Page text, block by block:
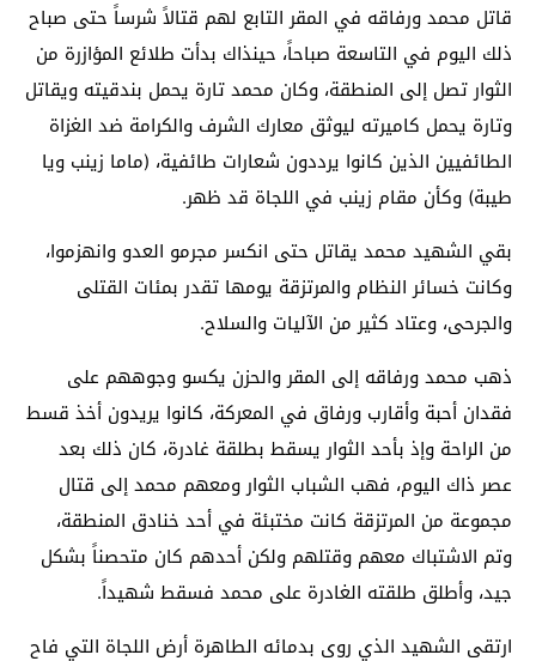
قاتل محمد ورفاقه في المقر التابع لهم قتالاً شرساً حتى صباح
ذلك اليوم في التاسعة صباحاً، حينذاك بدأت طلائع المؤازرة من
الثوار تصل إلى المنطقة، وكان محمد تارة يحمل بندقيته ويقاتل
وتارة يحمل كاميرته ليوثق معارك الشرف والكرامة ضد الغزاة
الطائفيين الذين كانوا يرددون شعارات طائفية، (ماما زينب ويا
طيبة) وكأن مقام زينب في اللجاة قد ظهر.
بقي الشهيد محمد يقاتل حتى انكسر مجرمو العدو وانهزموا،
وكانت خسائر النظام والمرتزقة يومها تقدر بمئات القتلى
والجرحى، وعتاد كثير من الآليات والسلاح.
ذهب محمد ورفاقه إلى المقر والحزن يكسو وجوههم على
فقدان أحبة وأقارب ورفاق في المعركة، كانوا يريدون أخذ قسط
من الراحة وإذ بأحد الثوار يسقط بطلقة غادرة، كان ذلك بعد
عصر ذاك اليوم، فهب الشباب الثوار ومعهم محمد إلى قتال
مجموعة من المرتزقة كانت مختبئة في أحد خنادق المنطقة،
وتم الاشتباك معهم وقتلهم ولكن أحدهم كان متحصناً بشكل
جيد، وأطلق طلقته الغادرة على محمد فسقط شهيداً.
ارتقى الشهيد الذي روى بدمائه الطاهرة أرض اللجاة التي فاح